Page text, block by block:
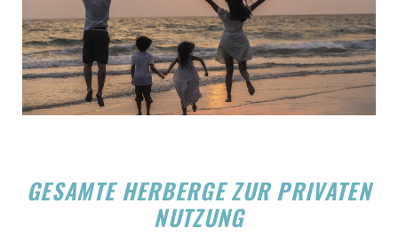
GESAMTE HERBERGE ZUR PRIVATEN
NUTZUNG